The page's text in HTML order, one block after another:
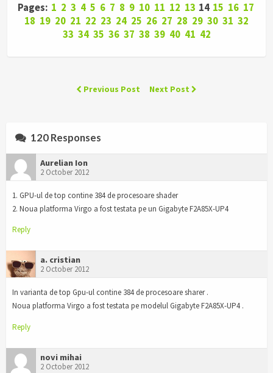
Pages: 1 2 3 4 5 6 7 8 9 10 11 12 13 14 15 16 17
18 19 20 21 22 23 24 25 26 27 28 29 30 31 32
33 34 35 36 37 38 39 40 41 42
Previous Post Next Post
120 Responses
Aurelian Ion
2 October 2012
1. GPU-ul de top contine 384 de procesoare shader
2. Noua platforma Virgo a fost testata pe un Gigabyte F2A85X-UP4
Reply
a. cristian
2 October 2012
In varianta de top Gpu-ul contine 384 de procesoare sharer .
Noua platforma Virgo a fost testata pe modelul Gigabyte F2A85X-UP4 .
Reply
novi mihai
2 October 2012